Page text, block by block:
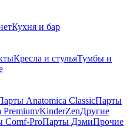
Кухня и бар
Кресла и стульяТумбы и
Anatomica ClassicПарты
KinderZenДругие
Comf-ProПарты ДэмиПрочие